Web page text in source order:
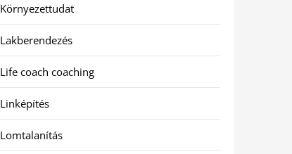
Környezettudat
Lakberendezés
Life coach coaching
Linképítés
Lomtalanítás